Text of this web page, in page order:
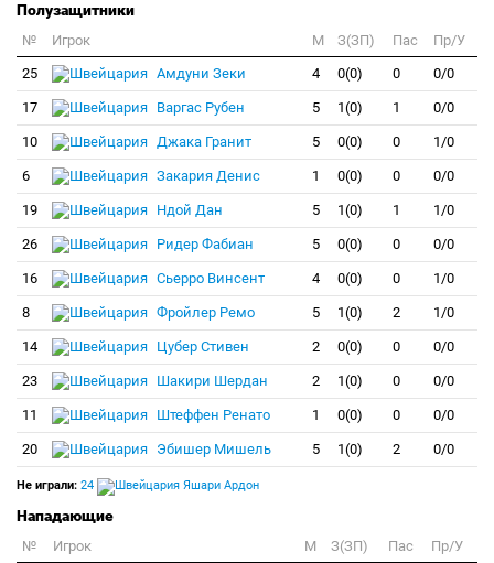
Полузащитники
№ Игрок M З(ЗП) Пас
Пр/У
25
Амдуни Зеки 4 0(0) 0 0/0
17 Варгас Рубен 5 1(0) 1 0/0
10 Джака Гранит 5 0(0) 0 1/0
6 Закария Денис 1 0(0) 0 0/0
19 Ндой Дан 5 1(0) 1 1/0
26 Ридер Фабиан 5 0(0) 0 0/0
16 Сьерро Винсент 4 0(0) 0 1/0
8 Фройлер Ремо 5 1(0) 2 1/0
14 Цубер Стивен 2 0(0) 0 0/0
23 Шакири Шердан 2 1(0) 0 0/0
11 Штеффен Ренато 1 0(0) 0 0/0
20 Эбишер Мишель 5 1(0) 2 0/0
Не играли: 24 Яшари Ардон
Нападающие
№ Игрок M З(ЗП) Пас
Пр/У